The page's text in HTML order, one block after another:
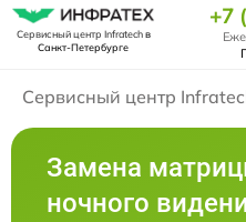
Сервисный центр Infratechв
Санкт-Петербурге
+7
Сервисный центр
Замена
ночного